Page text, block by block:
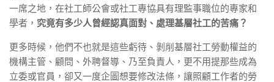
一席之地，在社工師公會或社工專協具有理監事職位的專家和
學者， 究竟有多少人曾經認真面對、處理基層社工的苦痛？
更多時候，他們不也就是這些虧待、剝削基層社工勞動權益的
機構主管、顧問、外聘督導、乃至負責人，更不用提那些成為
立委或官員，卻又一度企圖想要修改法條，讓照顧工作者的勞